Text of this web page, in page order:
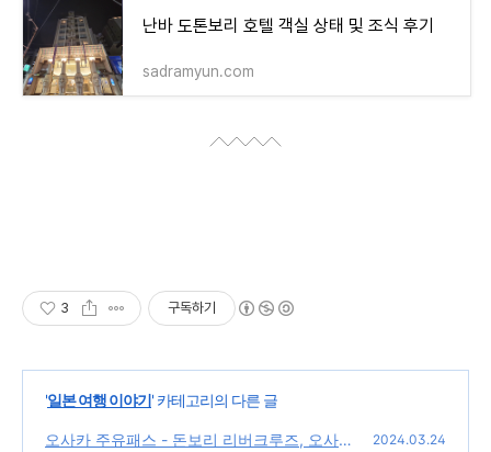
난바 도톤보리 호텔 객실 상태 및 조식 후기
sadramyun.com
3 구독하기
'일본 여행 이야기' 카테고리의 다른 글
오사카 주유패스 - 돈보리 리버크루즈, 오사카
2024.03.24